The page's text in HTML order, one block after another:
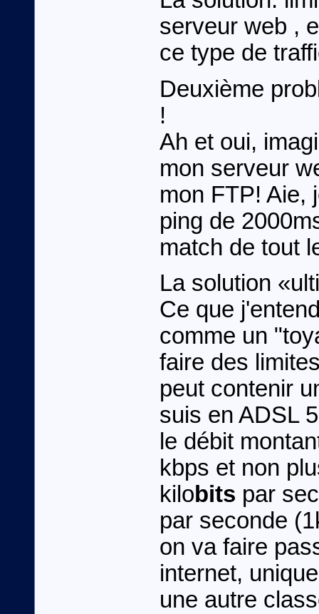
serveur web ,
ce type de
Deuxième
!
Ah et oui,
mon serveur
mon FTP! Aie,
ping de
match de tout
La solution
Ce que
comme un
faire des
peut contenir
suis en ADSL
le débit
kbps et non
kilobits par
par seconde
on va faire
internet,
une autre